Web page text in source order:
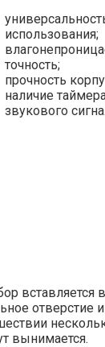
использования;
точность;
прочность
наличие
звукового
вставляется в
отверстие
вынимается.